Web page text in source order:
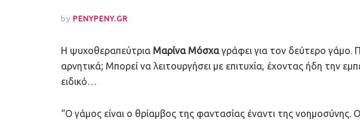
by PENYPENY.GR
Η ψυχοθεραπεύτρια Μαρίνα Μόσχαγράφει για τον δεύτερο γάμο.
αρνητικά; Μπορεί να λειτουργήσει με επιτυχία, έχοντας ήδη την
ειδικό…
“Ο γάμος είναι ο θρίαμβος της φαντασίας έναντι της νοημοσύνης.